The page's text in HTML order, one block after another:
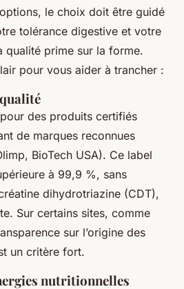
le choix doit être guidé
tolérance digestive et votre
qualité prime sur la forme.
pour vous aider à trancher :
des produits certifiés
de marques reconnues
BioTech USA). Ce label
à 99,9 %, sans
dihydrotriazine (CDT),
Sur certains sites, comme
sur l’origine des
un critère fort.
nutritionnelles